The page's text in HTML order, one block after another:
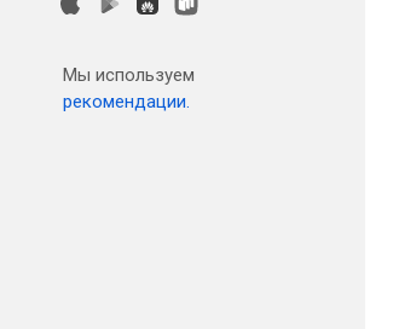
Мы используем
рекомендации.